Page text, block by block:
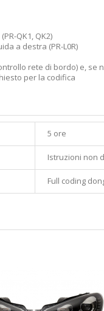
QK1, QK2)
a destra (PR-L0R)
rete di bordo) e,
per la codifica
5 ore
Istruzioni non
Full coding